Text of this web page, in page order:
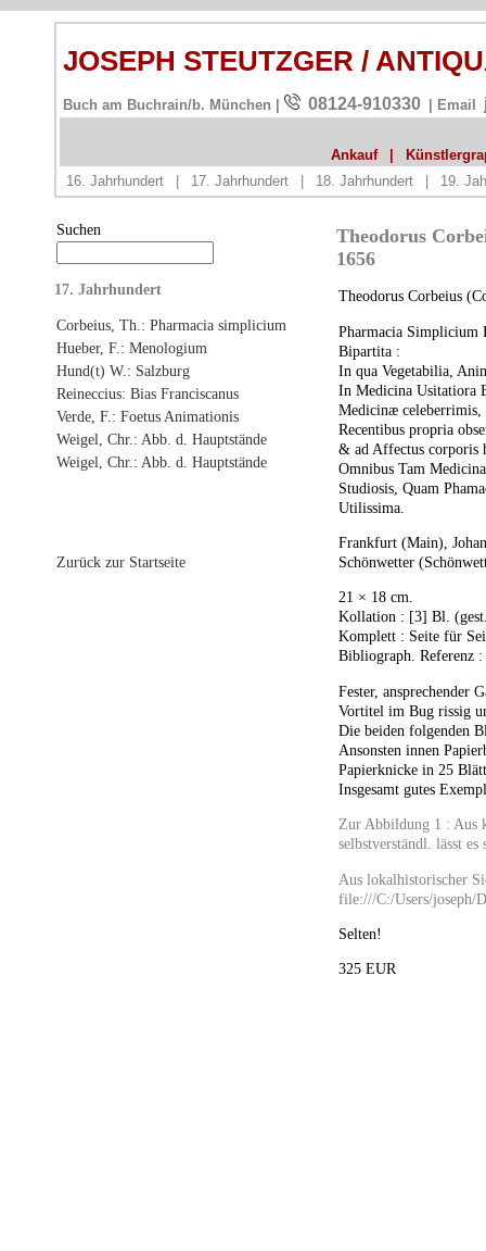
JOSEPH STEUTZGER /
Buch am Buchrain/b. München | 08124-910330 | Email
Ankauf
16. Jahrhundert
17. Jahrhundert 18. Jahrhundert 19.
Suchen
17. Jahrhundert
Corbeius, Th.: Pharmacia simplicium
Hueber, F.: Menologium
Hund(t) W.: Salzburg
Reineccius: Bias Franciscanus
Verde, F.: Foetus Animationis
Weigel, Chr.: Abb. d. Hauptstände
Weigel, Chr.: Abb. d. Hauptstände
Zurück zur Startseite
Theodorus
1656
Theodorus Corbeius
Pharmacia Simplicium
Bipartita :
In qua Vegetabilia,
In Medicina Usitatiora
Medicinæ celeberrimis,
Recentibus propria
& ad Affectus corporis
Omnibus Tam
Studiosis, Quam
Utilissima.
Frankfurt (Main),
Schönwetter
21 × 18 cm.
Kollation : [3] Bl.
Komplett : Seite für
Bibliograph. Referenz
Fester, ansprechender
Vortitel im Bug rissig
Die beiden folgenden
Ansonsten innen
Papierknicke in 25
Insgesamt gutes
Zur Abbildung 1 : Aus
selbstverständl. lässt
Aus lokalhistorischer
file:///C:/Users/joseph/
Selten!
325 EUR